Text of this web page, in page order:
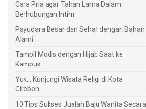
Cara Pria agar Tahan Lama Dalam
Berhubungan Intim
Payudara Besar dan Sehat dengan Bahan
Alami
Tampil Modis dengan Hijab Saat ke
Kampus
Yuk... Kunjungi Wisata Religi di Kota
Cirebon
10 Tips Sukses Jualan Baju Wanita Secara